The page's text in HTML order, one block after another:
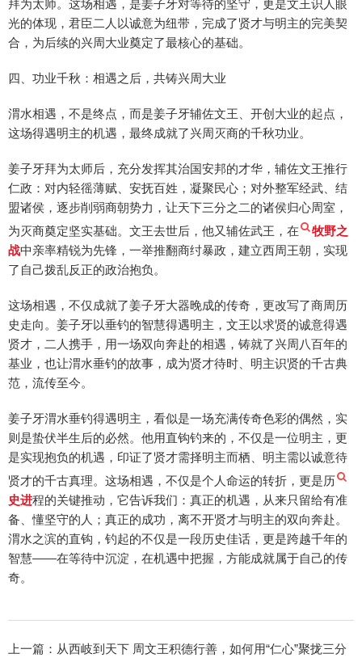
拜为太师。这场相遇，是姜子牙对等待的坚守，更是文王识人眼
光的体现，君臣二人以诚意为纽带，完成了贤才与明主的完美契
合，为后续的兴周大业奠定了最核心的基础。
四、功业千秋：相遇之后，共铸兴周大业
渭水相遇，不是终点，而是姜子牙辅佐文王、开创大业的起点，
这场得遇明主的机遇，最终成就了兴周灭商的千秋功业。
姜子牙拜为太师后，充分发挥其治国安邦的才华，辅佐文王推行
仁政：对内轻徭薄赋、安抚百姓，凝聚民心；对外整军经武、结
盟诸侯，逐步削弱商朝势力，让天下三分之二的诸侯归心周室，
为灭商奠定坚实基础。文王去世后，他又辅佐武王，在
牧野之
战中亲率精锐为先锋，一举推翻商纣暴政，建立西周王朝，实现
了自己拨乱反正的政治抱负。
这场相遇，不仅成就了姜子牙大器晚成的传奇，更改写了商周历
史走向。姜子牙以垂钓的智慧得遇明主，文王以求贤的诚意得遇
贤才，二人携手，用一场双向奔赴的相遇，铸就了兴周八百年的
基业，也让渭水垂钓的故事，成为贤才待时、明主识贤的千古典
范，流传至今。
姜子牙渭水垂钓得遇明主，看似是一场充满传奇色彩的偶然，实
则是蛰伏半生后的必然。他用直钩钓来的，不仅是一位明主，更
是实现抱负的机遇，印证了贤才需择明主而栖、明主需以诚意待
贤才的千古真理。这场相遇，不仅是个人命运的转折，更是历
史进程的关键推动，它告诉我们：真正的机遇，从来只留给有准
备、懂坚守的人；真正的成功，离不开贤才与明主的双向奔赴。
渭水之滨的直钩，钓起的不仅是一段历史佳话，更是跨越千年的
智慧——在等待中沉淀，在机遇中把握，方能成就属于自己的传
奇。
上一篇： 从西岐到天下 周文王积德行善，如何用“仁心”聚拢三分